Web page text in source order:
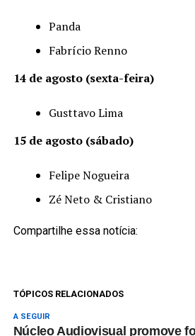
Panda
Fabrício Renno
14 de agosto (sexta-feira)
Gusttavo Lima
15 de agosto (sábado)
Felipe Nogueira
Zé Neto & Cristiano
Compartilhe essa notícia:
TÓPICOS RELACIONADOS
A SEGUIR
Núcleo Audiovisual promove